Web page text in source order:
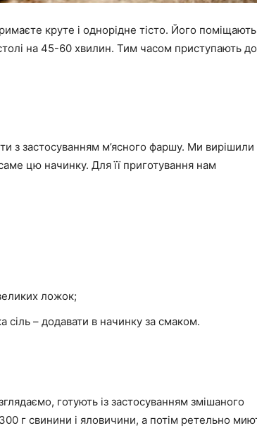
круте і однорідне тісто. Його
на 45-60 хвилин. Тим часом приступають до
з застосуванням м’ясного фаршу. Ми вирішили
цю начинку. Для її приготування нам
ложок;
– додавати в начинку за смаком.
готують із застосуванням змішаного
г свинини і яловичини, а потім ретельно